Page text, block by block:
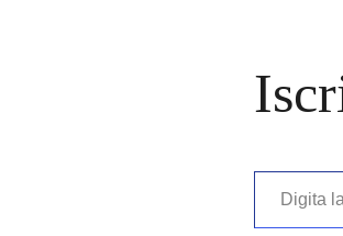
Digita la tua e-mail…